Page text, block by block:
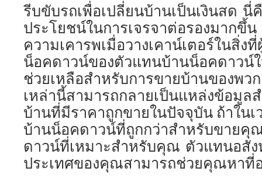
รีบขับรถเพื่อเปลี่ยนบ้านเป็นเงินสด นี่
ประโยชน์ในการเจรจาต่อรองมากขึ้น
ความเคารพเมื่อวางเคาน์เตอร์ในสิ่ง
น็อคดาวน์ของตัวแทนบ้านน็อคดาวน์
ช่วยเหลือสำหรับการขายบ้านของพ
เหล่านี้สามารถกลายเป็นแหล่งข้อมู
บ้านที่มีราคาถูกขายในปัจจุบัน ถ้าใน
บ้านน็อคดาวน์ที่ถูกกว่าสำหรับขายคุ
ดาวน์ที่เหมาะสำหรับคุณ ตัวแทนอสั
ประเทศของคุณสามารถช่วยคุณหา